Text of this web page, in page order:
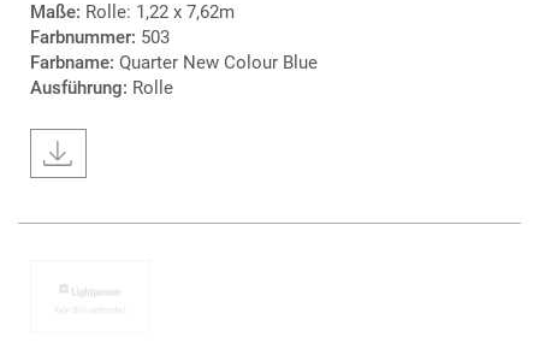
Maße: Rolle: 1,22 x 7,62m
Farbnummer: 503
Farbname: Quarter New Colour Blue
Ausführung: Rolle